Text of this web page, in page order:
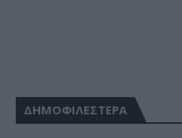
ΔΗΜΟΦΙΛΕΣΤΕΡΑ